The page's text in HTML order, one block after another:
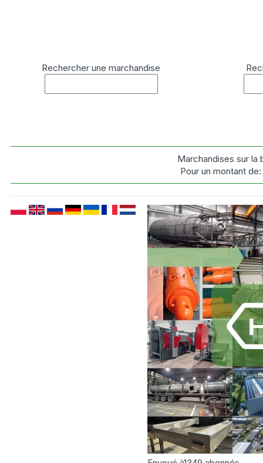
Rechercher une marchandise
Marchandises sur la
Pour un montant de: